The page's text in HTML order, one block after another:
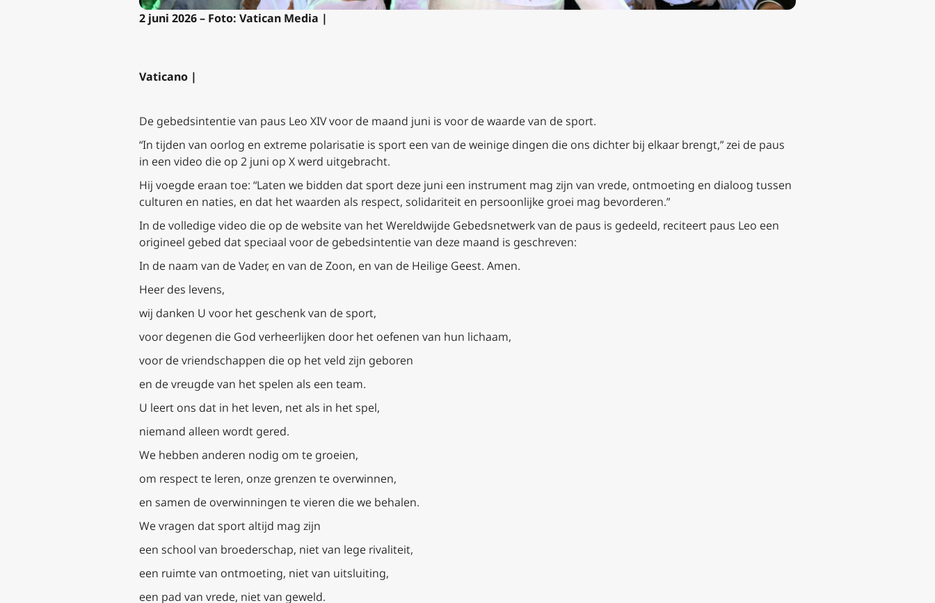
2 juni 2026 – Foto: Vatican Media |
Vaticano |
De gebedsintentie van paus Leo XIV voor de maand juni is voor de waarde van de sport.
“In tijden van oorlog en extreme polarisatie is sport een van de weinige dingen die ons dichter bij elkaar brengt,” zei de paus
in een video die op 2 juni op X werd uitgebracht.
Hij voegde eraan toe: “Laten we bidden dat sport deze juni een instrument mag zijn van vrede, ontmoeting en dialoog tussen
culturen en naties, en dat het waarden als respect, solidariteit en persoonlijke groei mag bevorderen.”
In de volledige video die op de website van het Wereldwijde Gebedsnetwerk van de paus is gedeeld, reciteert paus Leo een
origineel gebed dat speciaal voor de gebedsintentie van deze maand is geschreven:
In de naam van de Vader, en van de Zoon, en van de Heilige Geest. Amen.
Heer des levens,
wij danken U voor het geschenk van de sport,
voor degenen die God verheerlijken door het oefenen van hun lichaam,
voor de vriendschappen die op het veld zijn geboren
en de vreugde van het spelen als een team.
U leert ons dat in het leven, net als in het spel,
niemand alleen wordt gered.
We hebben anderen nodig om te groeien,
om respect te leren, onze grenzen te overwinnen,
en samen de overwinningen te vieren die we behalen.
We vragen dat sport altijd mag zijn
een school van broederschap, niet van lege rivaliteit,
een ruimte van ontmoeting, niet van uitsluiting,
een pad van vrede, niet van geweld.